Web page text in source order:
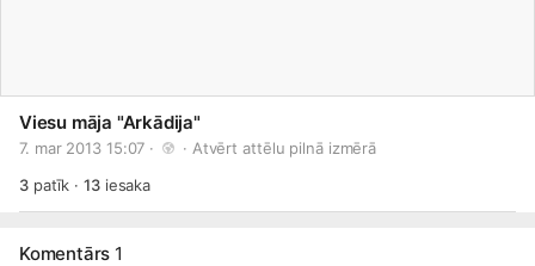
Viesu māja "Arkādija"
7. mar 2013 15:07 · · Atvērt attēlu pilnā izmērā
3patīk ·13iesaka
Komentārs 1